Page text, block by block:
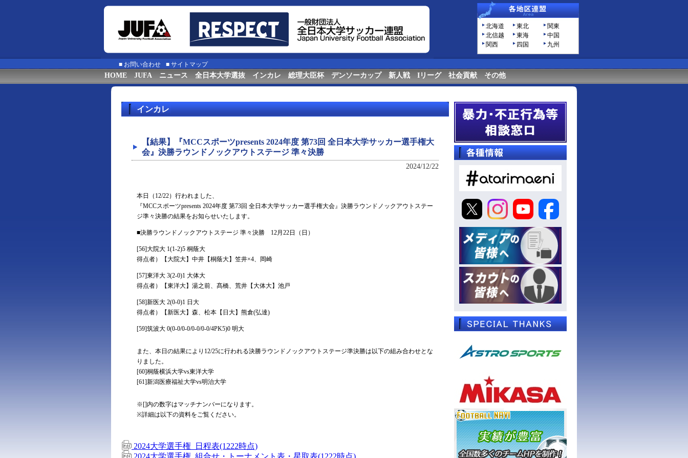
北海道 東北
関東
北信越
東海
中国
関西
四国 九州
■ お問い合わせ ■ サイトマップ
HOME JUFA ニュース 全日本大学選抜 インカレ 総理大臣杯 デンソーカップ 新人戦 Iリーグ 社会貢献 その他
インカレ
【結果】『MCCスポーツpresents 2024年度 第73回 全日本大学サッカー選手権大
会』決勝ラウンドノックアウトステージ 準々決勝
2024/12/22
本日（12/22）行われました、
『MCCスポーツpresents 2024年度 第73回 全日本大学サッカー選手権大会』決勝ラウンドノックアウトステー
ジ準々決勝の結果をお知らせいたします。
■決勝ラウンドノックアウトステージ 準々決勝 12月22日（日）
[56]大院大 1(1-2)5 桐蔭大
得点者）【大院大】中井【桐蔭大】笠井×4、岡崎
[57]東洋大 3(2-0)1 大体大
得点者）【東洋大】湯之前、髙橋、荒井【大体大】池戸
[58]新医大 2(0-0)1 日大
得点者）【新医大】森、松本【日大】熊倉(弘達)
[59]筑波大 0(0-0/0-0/0-0/0-0/4PK5)0 明大
また、本日の結果により12/25に行われる決勝ラウンドノックアウトステージ準決勝は以下の組み合わせとな
りました。
[60]桐蔭横浜大学vs東洋大学
[61]新潟医療福祉大学vs明治大学
※[]内の数字はマッチナンバーになります。
※詳細は以下の資料をご覧ください。
2024大学選手権_日程表(1222時点)
2024大学選手権_組合せ・トーナメント表・星取表(1222時点)